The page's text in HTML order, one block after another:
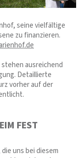
seine vielfältige
zu finanzieren.
ausreichend
Detaillierte
vorher auf der
FEST
uns bei diesem